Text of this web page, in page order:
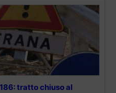
tratto chiuso al